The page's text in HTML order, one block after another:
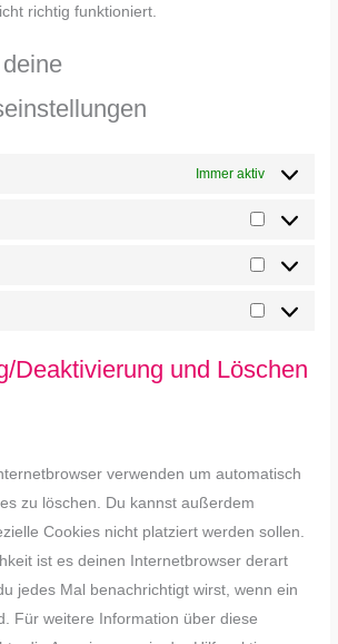
richtig funktioniert.
Immer aktiv
Deaktivierung und Löschen
verwenden um automatisch
zu löschen. Du kannst außerdem
Cookies nicht platziert werden sollen.
ist es deinen Internetbrowser derart
jedes Mal benachrichtigt wirst, wenn ein
Für weitere Information über diese